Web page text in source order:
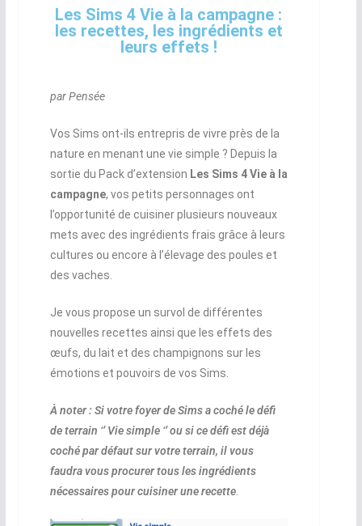
Les Sims 4 Vie à la campagne :
les recettes, les ingrédients et
leurs effets !
par Pensée
Vos Sims ont-ils entrepris de vivre près de la
nature en menant une vie simple ? Depuis la
sortie du Pack d’extension Les Sims 4 Vie à la
campagne, vos petits personnages ont
l’opportunité de cuisiner plusieurs nouveaux
mets avec des ingrédients frais grâce à leurs
cultures ou encore à l’élevage des poules et
des vaches.
Je vous propose un survol de différentes
nouvelles recettes ainsi que les effets des
œufs, du lait et des champignons sur les
émotions et pouvoirs de vos Sims.
À noter : Si votre foyer de Sims a coché le défi
de terrain ‘’ Vie simple ‘’ ou si ce défi est déjà
coché par défaut sur votre terrain, il vous
faudra vous procurer tous les ingrédients
nécessaires pour cuisiner une recette.